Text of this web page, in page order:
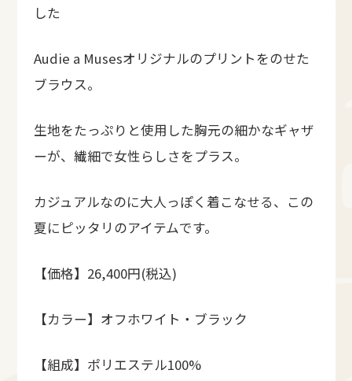
した
Audie a Musesオリジナルのプリントをのせた
ブラウス。
生地をたっぷりと使用した胸元の細かなギャザ
ーが、繊細で女性らしさをプラス。
カジュアルなのに大人っぽく着こなせる、この
夏にピッタリのアイテムです。
【価格】26,400円(税込)
【カラー】オフホワイト・ブラック
【組成】ポリエステル100%